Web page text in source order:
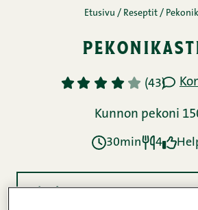
Etusivu / Reseptit /
1 2 3 4 5 (43)
Kunnon pekoni
30min 4